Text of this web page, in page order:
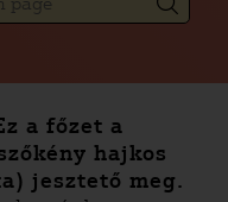
a főzet a
hajkos
jesztető meg.